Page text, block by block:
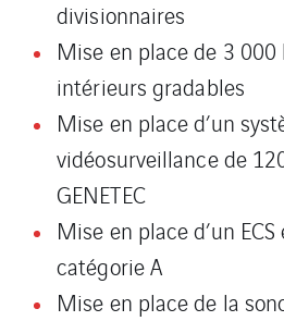
divisionnaires
Mise en place de 3
intérieurs gradables
Mise en place d’un
vidéosurveillance de
GENETEC
Mise en place d’un
catégorie A
Mise en place de la